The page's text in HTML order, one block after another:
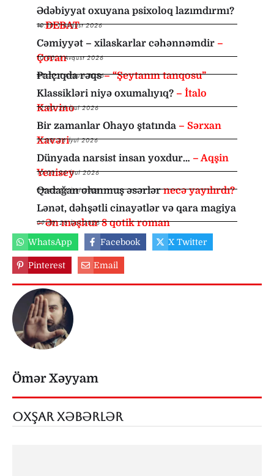
Ədəbiyyat oxuyana psixoloq lazımdırmı?
–DEBAT
10:10,1 Avqust 2026
Cəmiyyət – xilaskarlar cəhənnəmdir –
Çoran
10:00,1 Avqust 2026
Palçıqda rəqs– “Şeytanın tanqosu”
09:30,1 Avqust 2026
Klassikləri niyə oxumalıyıq? – İtalo
Kalvino
12:00,28 İyul 2026
Bir zamanlar Ohayo ştatında – Sərxan
Xavəri
11:00,26 İyul 2026
Dünyada narsist insan yoxdur… – Aqşin
Yenisey
10:00,26 İyul 2026
Qadağan olunmuş əsərlərnecə yayılırdı?
09:45,26 İyul 2026
Lənət, dəhşətli cinayətlər və qara magiya
– Ən məşhur 8 qotik roman
09:30,26 İyul 2026
WhatsApp Facebook X Twitter
Pinterest Email
Ömər Xəyyam
OXŞAR XƏBƏRLƏR